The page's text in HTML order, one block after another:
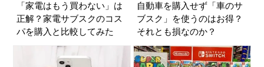
「家電はもう買わない」は
正解？家電サブスクのコス
パを購入と比較してみた
自動車を購入せず「車のサ
ブスク」を使うのはお得？
それとも損なのか？